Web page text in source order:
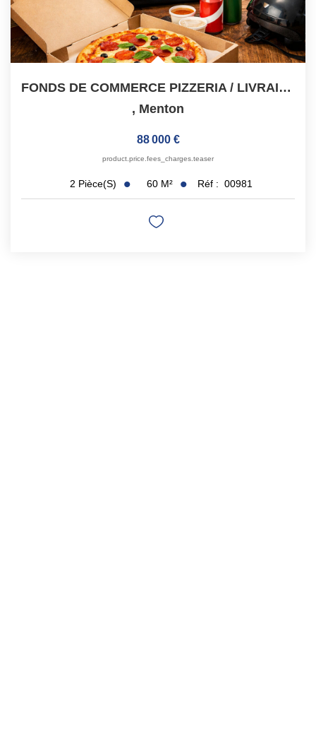
FONDS DE COMMERCE PIZZERIA / LIVRAISON ? CENTRE-VILLE
, Menton
88 000 €
product.price.fees_charges.teaser
2 Pièce(s) 60 M² Réf : 00981